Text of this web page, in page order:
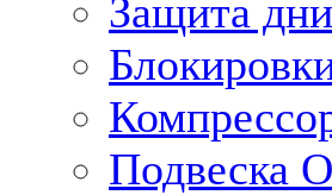
Защита
Подвеска